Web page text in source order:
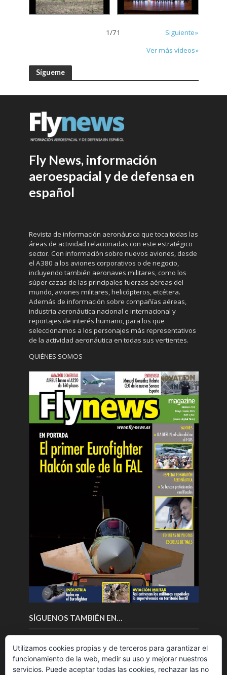
1/71
Siguiente»
Ver más vídeos»
Sígueme
Fly News, información
aeroespacial y de defensa en
español
Revista de información aeronáutica que toca todas las
áreas de actividad relacionadas con este estratégico
sector. Con información sobre nuevos aviones, desde
el A380 a los aviones corporativos o de negocio,
incluyendo también aeronaves militares, como los
súper cazas de las principales fuerzas aéreas del
mundo, aviones militares, helicópteros, etcétera.
Además de información sobre compañías aéreas,
industria aeronáutica nacional e internacional y
reportajes de interés humano, para los que
seleccionamos a los personajes más representativos
de la actividad aeronáutica en todas sus vertientes.
QUIÉNES SOMOS
SÍGUENOS TAMBIÉN EN…
Utilizamos cookies propias y de terceros para garantizar el
funcionamiento de la web, medir su uso y mejorar nuestros
servicios. Puede aceptar todas las cookies, rechazar las no